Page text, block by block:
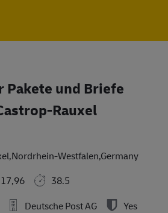
Pakete und Briefe
Rauxel
Westfalen,Germany
17,96
38.5
Deutsche Post AG
Yes